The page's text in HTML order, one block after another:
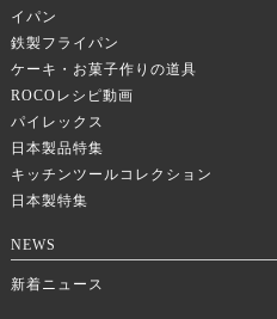
イパン
鉄製フライパン
ケーキ・お菓子作りの道具
ROCOレシピ動画
パイレックス
日本製品特集
キッチンツールコレクション
日本製特集
NEWS
新着ニュース